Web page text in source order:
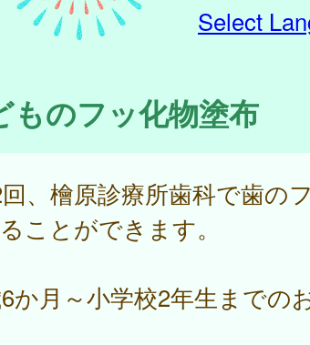
Select
ものフッ化物塗布
、檜原診療所歯科で歯の
ことができます。
か月～小学校2年生までの